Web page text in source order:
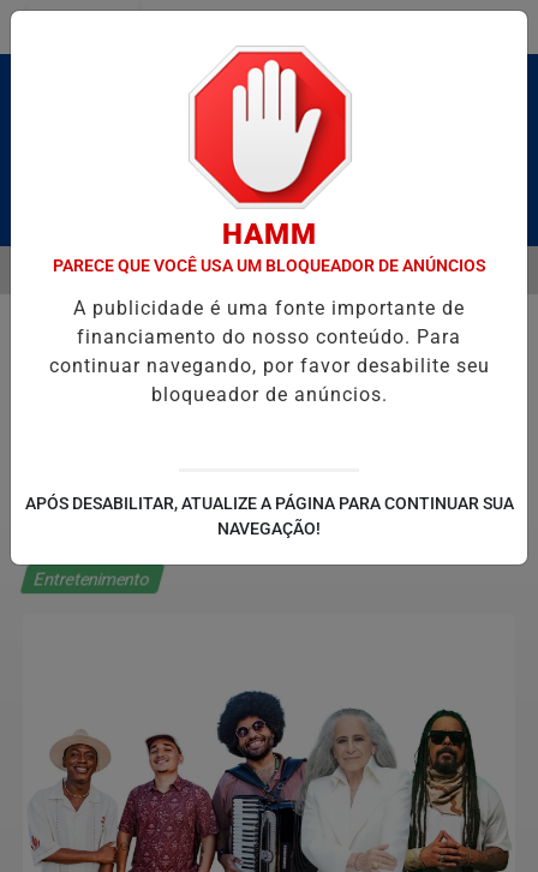
Pesquisar Notícia
E CAIQUE PIMENTA COM O MELHOR DO AXÉ DAS ANTIGAS
EM ALTA
MENU
Entretenimento
HAMM
PARECE QUE VOCÊ USA UM BLOQUEADOR DE ANÚNCIOS
A publicidade é uma fonte importante de
financiamento do nosso conteúdo. Para
continuar navegando, por favor desabilite seu
bloqueador de anúncios.
APÓS DESABILITAR, ATUALIZE A PÁGINA PARA CONTINUAR SUA
NAVEGAÇÃO!